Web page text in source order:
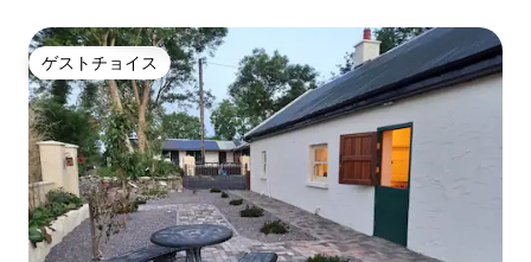
ゲストチョイス
ゲストチョイス